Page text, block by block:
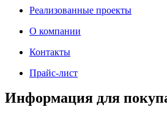
Реализованные проекты
О компании
Контакты
Прайс-лист
Информация для